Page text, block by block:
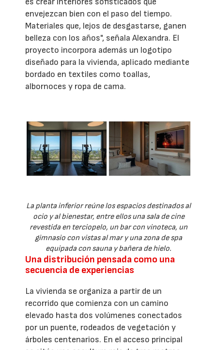
envejezcan bien con el paso del tiempo.
Materiales que, lejos de desgastarse, ganen
belleza con los años", señala Alexandra. El
proyecto incorpora además un logotipo
diseñado para la vivienda, aplicado mediante
bordado en textiles como toallas,
albornoces y ropa de cama.
La planta inferior reúne los espacios destinados al
ocio y al bienestar, entre ellos una sala de cine
revestida en terciopelo, un bar con vinoteca, un
gimnasio con vistas al mar y una zona de spa
equipada con sauna y bañera de hielo.
Una distribución pensada como una
secuencia de experiencias
La vivienda se organiza a partir de un
recorrido que comienza con un camino
elevado hasta dos volúmenes conectados
por un puente, rodeados de vegetación y
árboles centenarios. En el acceso principal